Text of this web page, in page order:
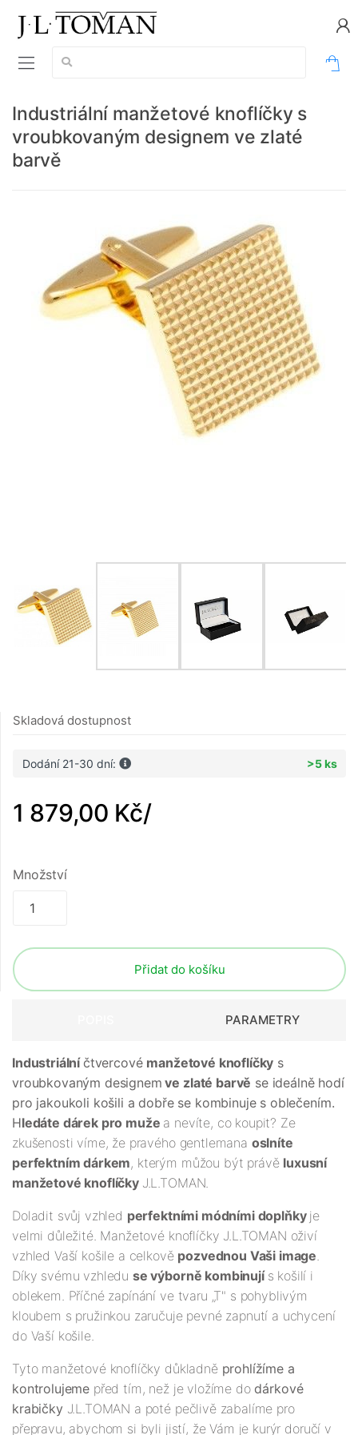
Vyhledávání:
Industriální manžetové knoflíčky s
vroubkovaným designem ve zlaté
barvě
Skladová dostupnost
Dodání 21-30 dní: >5 ks
1 879,00 Kč/
Množství
Přidat do košíku
PARAMETRY
Industriální čtvercové manžetové knoflíčky s
vroubkovaným designem ve zlaté barvě se ideálně hodí
pro jakoukoli košili a dobře se kombinuje s oblečením.
Hledáte dárek pro muže a nevíte, co koupit? Ze
zkušenosti víme, že pravého gentlemana oslníte
perfektním dárkem, kterým můžou být právě luxusní
manžetové knoflíčky J.L.TOMAN.
Doladit svůj vzhled perfektními módními doplňky je
velmi důležité. Manžetové knoflíčky J.L.TOMAN oživí
vzhled Vaší košile a celkově pozvednou Vaši image.
Díky svému vzhledu se výborně kombinují s košilí i
oblekem. Příčné zapínání ve tvaru „T" s pohyblivým
kloubem s pružinkou zaručuje pevné zapnutí a uchycení
do Vaší košile.
Tyto manžetové knoflíčky důkladně prohlížíme a
kontrolujeme před tím, než je vložíme do dárkové
krabičkyJ.L.TOMAN a poté pečlivě zabalíme pro
přepravu, abychom si byli jistí, že Vám je kurýr doručí v